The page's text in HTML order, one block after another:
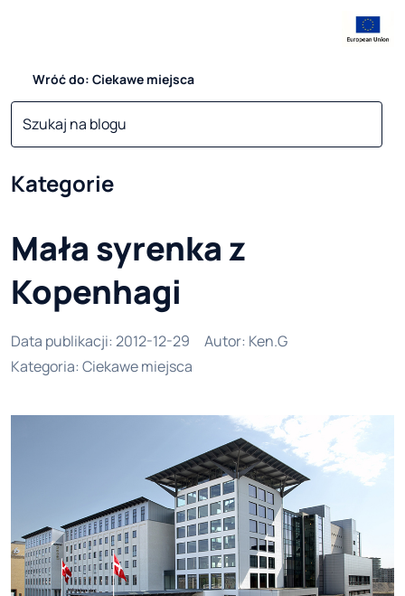
Wróć do: Ciekawe miejsca
Kategorie
Mała syrenka z
Kopenhagi
Data publikacji: 2012-12-29 Autor: Ken.G
Kategoria: Ciekawe miejsca